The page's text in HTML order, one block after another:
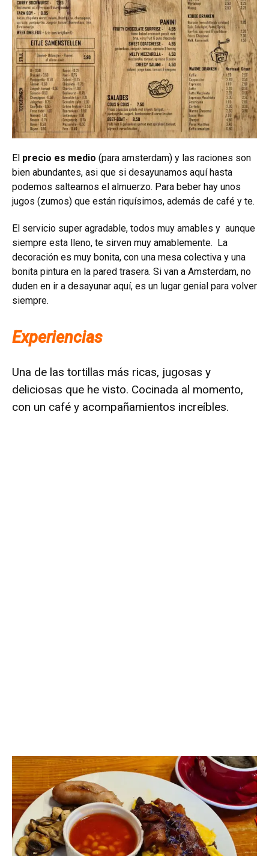
El precio es medio (para amsterdam) y las raciones son
bien abundantes, asi que si desayunamos aquí hasta
podemos saltearnos el almuerzo. Para beber hay unos
jugos (zumos) que están riquísimos, además de café y te.
El servicio super agradable, todos muy amables y aunque
siempre esta lleno, te sirven muy amablemente. La
decoración es muy bonita, con una mesa colectiva y una
bonita pintura en la pared trasera. Si van a Amsterdam, no
duden en ir a desayunar aquí, es un lugar genial para volver
siempre.
Experiencias
Una de las tortillas más ricas, jugosas y
deliciosas que he visto. Cocinada al momento,
con un café y acompañamientos increíbles.